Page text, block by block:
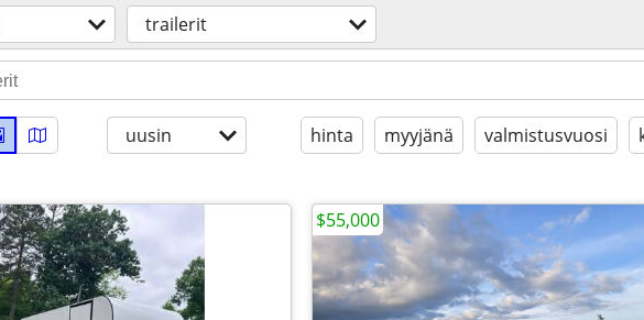
trailerit
uusin hinta myyjänä valmistusvuosi
$55,000